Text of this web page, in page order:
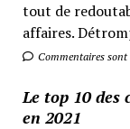
tout de
affaires.
Commentaires sont
Le top 10 des
en 2021